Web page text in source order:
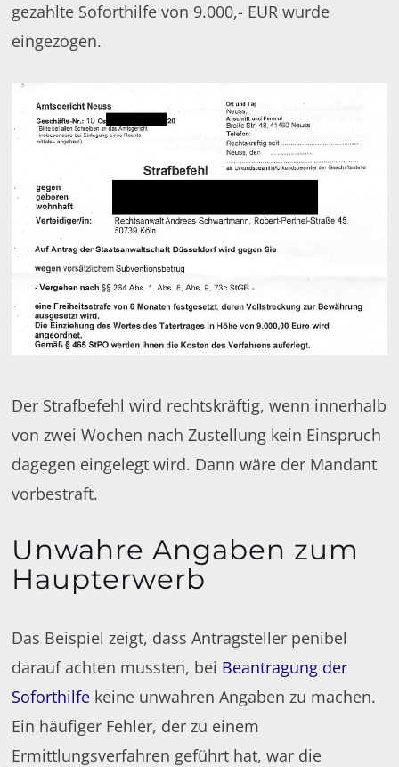
gezahlte Soforthilfe von 9.000,- EUR wurde
eingezogen.
Der Strafbefehl wird rechtskräftig, wenn innerhalb
von zwei Wochen nach Zustellung kein Einspruch
dagegen eingelegt wird. Dann wäre der Mandant
vorbestraft.
Unwahre Angaben zum
Haupterwerb
Das Beispiel zeigt, dass Antragsteller penibel
darauf achten mussten, bei Beantragung der
Soforthilfe keine unwahren Angaben zu machen.
Ein häufiger Fehler, der zu einem
Ermittlungsverfahren geführt hat, war die